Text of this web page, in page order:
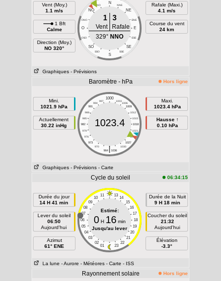
Vent (Moy.)
1.1 m/s
1 Bft
Calme
Direction (Moy.)
NO 320°
N
NNO NNE
NO NE
ONO ENE
O E
OSO ESE
SO SE
SSO SSE
S
1 3
Vent
Rafale
329° NNO
Rafale (Maxi.)
4.1 m/s
Course du vent
24 km
Graphiques - Prévisions
Baromètre - hPa Hors ligne
Mini.
1021.9 hPa
Actuellement
30.22 inHg
1000
997 1003
994
1006
991
1009
988
1012
985
1015
982
1018
979
1021
976
1024
973
1027
970
1030
|
964 1036
1023.4
Maxi.
1023.4 hPa
Hausse ↑
0.10 hPa
Graphiques - Prévisions - Carte
Cycle du soleil 06:34:15
Durée du jour
14 H 41 min
Lever du soleil
06:50
Aujourd'hui
Azimut
61° ENE
11 13
10
14
09
15
08
16
07
17
06
18
05
19
04
20
03
21
02
22
01 23
Estimé:
0H 16min
Jusqu'au lever
Durée de la Nuit
9 H 18 min
Coucher du soleil
21:32
Aujourd'hui
Élévation
-3.3°
La lune - Aurore - Météores - Carte - ISS
Rayonnement solaire Hors ligne